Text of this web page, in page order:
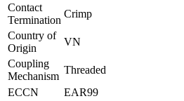
Contact
Termination
Crimp
Country of
Origin
VN
Coupling
Mechanism
Threaded
ECCN
EAR99